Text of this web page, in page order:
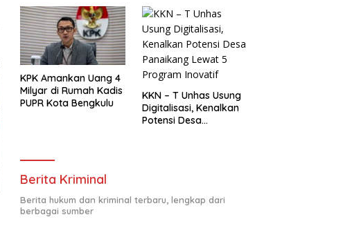
Penegak Hukum Usut
Tuntas
KPK Amankan Uang 4
Milyar di Rumah Kadis
PUPR Kota Bengkulu
KKN – T Unhas Usung
Digitalisasi, Kenalkan
Potensi Desa
Berita Kriminal
Berita hukum dan kriminal terbaru, lengkap dari
berbagai sumber